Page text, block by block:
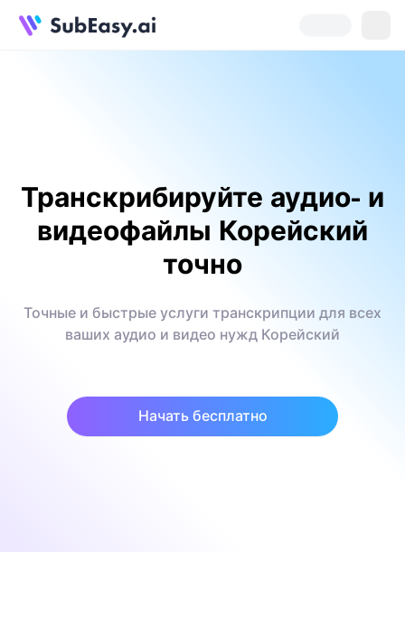
Транскрибируйте аудио- и
видеофайлы Корейский
точно
Точные и быстрые услуги транскрипции для всех
ваших аудио и видео нужд Корейский
Начать бесплатно